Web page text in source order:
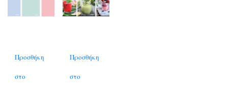
Προσθήκη
στο
Προσθήκη
στο